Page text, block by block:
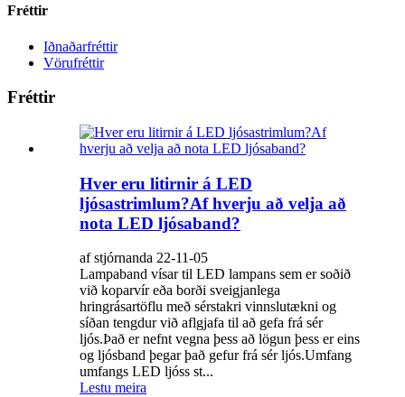
Fréttir
Iðnaðarfréttir
Vörufréttir
Fréttir
Hver eru litirnir á LED
ljósastrimlum?Af hverju að velja að
nota LED ljósaband?
af stjórnanda 22-11-05
Lampaband vísar til LED lampans sem er soðið
við koparvír eða borði sveigjanlega
hringrásartöflu með sérstakri vinnslutækni og
síðan tengdur við aflgjafa til að gefa frá sér
ljós.Það er nefnt vegna þess að lögun þess er eins
og ljósband þegar það gefur frá sér ljós.Umfang
umfangs LED ljóss st...
Lestu meira